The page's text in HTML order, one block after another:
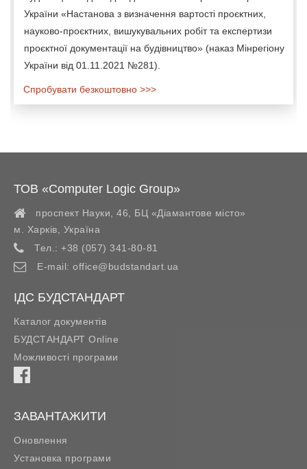
України «Настанова з визначення вартості проєктних,
науково-проєктних, вишукувальних робіт та експертизи
проєктної документації на будівництво» (наказ Мінрегіону
України від 01.11.2021 №281).
Спробувати безкоштовно >>>
ТОВ «Computer Logic Group»
проспект Науки, 46, БЦ «Діамантове місто»
м. Харків
Україна
Тел.: +38 (057) 341-80-81
E-mail: office@budstandart.ua
ІДС БУДСТАНДАРТ
Каталог документів
БУДСТАНДАРТ Online
Можливості програми
ЗАВАНТАЖИТИ
Оновлення
Установка програми